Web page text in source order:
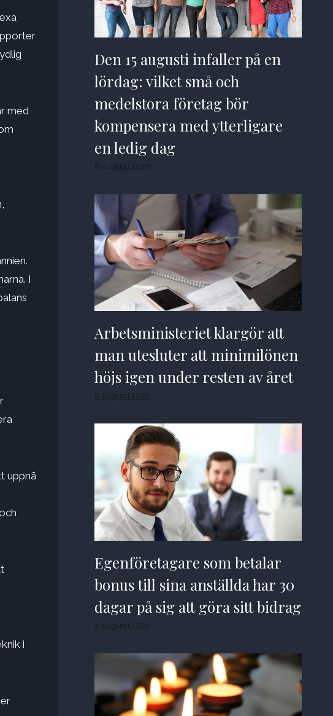
med
I
uppnå
i
Den 15 augusti infaller på en
lördag: vilket små och
medelstora företag bör
kompensera med ytterligare
en ledig dag
8 augusti 2026
Arbetsministeriet klargör att
man utesluter att minimilönen
höjs igen under resten av året
8 augusti 2026
Egenföretagare som betalar
bonus till sina anställda har 30
dagar på sig att göra sitt bidrag
8 augusti 2026